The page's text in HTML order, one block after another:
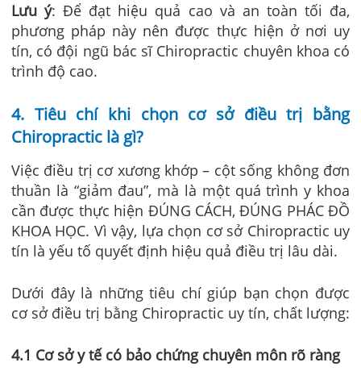
Lưu ý: Để đạt hiệu quả cao và an toàn tối đa,
phương pháp này nên được thực hiện ở nơi uy
tín, có đội ngũ bác sĩ Chiropractic chuyên khoa có
trình độ cao.
4. Tiêu chí khi chọn cơ sở điều trị bằng
Chiropractic là gì?
Việc điều trị cơ xương khớp – cột sống không đơn
thuần là “giảm đau”, mà là một quá trình y khoa
cần được thực hiện ĐÚNG CÁCH, ĐÚNG PHÁC ĐỒ
KHOA HỌC. Vì vậy, lựa chọn cơ sở Chiropractic uy
tín là yếu tố quyết định hiệu quả điều trị lâu dài.
Dưới đây là những tiêu chí giúp bạn chọn được
cơ sở điều trị bằng Chiropractic uy tín, chất lượng:
4.1 Cơ sở y tế có bảo chứng chuyên môn rõ ràng